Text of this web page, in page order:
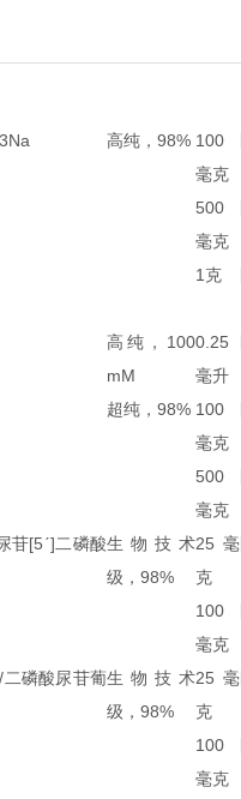
高纯，98% 100
毫克
500
毫克
1克
高纯，100
mM
0.25
毫升
超纯，98% 100
毫克
500
毫克
苷[5ˊ]二磷酸生物技术
级，98%
25毫
克
100
毫克
磷酸尿苷葡生物技术
级，98%
25毫
克
100
毫克